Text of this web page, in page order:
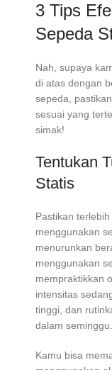
3 Tips
Sepeda
Nah, supaya
di atas dengan
sepeda,
sesuai yang
simak!
Tentukan
Statis
Pastikan
menggunakan
menurunkan
menggunakan
mempraktikkan
intensitas
tinggi, dan
dalam seminggu.
Kamu bisa